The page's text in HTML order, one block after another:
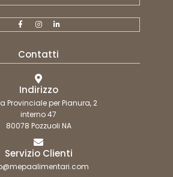
Contatti
Indirizzo
Provinciale per Pianura, 2
interno 47
80078 Pozzuoli NA
Servizio Clienti